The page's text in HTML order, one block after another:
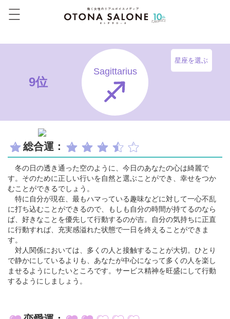
9位
Sagittarius
星座を選ぶ
総合運：
冬の日の透き通った空のように、今日のあなたの心は綺麗で
す。そのために正しい行いを自然と選ぶことができ、幸せをつか
むことができるでしょう。
特に自分が現在、最もハマっている趣味などに対して一心不乱
に打ち込むことができるので、もしも自分の時間が持てるのなら
ば、好きなことを優先して行動するのが吉。自分の気持ちに正直
に行動すれば、充実感溢れた状態で一日を終えることができま
す。
対人関係においては、多くの人と接触することが大切。ひとり
で静かにしているよりも、あなたが中心になって多くの人を楽し
ませるようにしたいところです。サービス精神を旺盛にして行動
するようにしましょう。